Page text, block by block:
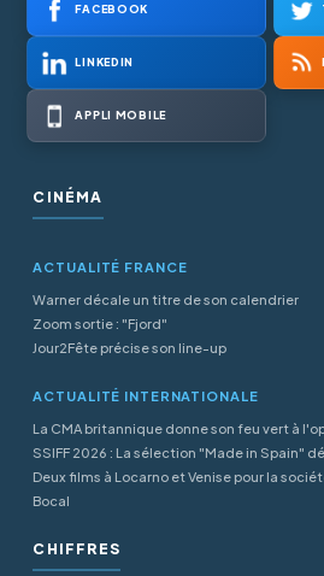
FACEBOOK
LINKEDIN
APPLI MOBILE
CINÉMA
ACTUALITÉ FRANCE
Warner décale un titre de son calendrier
Zoom sortie : "Fjord"
Jour2Fête précise son line-up
ACTUALITÉ INTERNATIONALE
La CMA britannique donne son feu vert à
SSIFF 2026 : La sélection "Made in Spain"
Deux films à Locarno et Venise pour la
Bocal
CHIFFRES